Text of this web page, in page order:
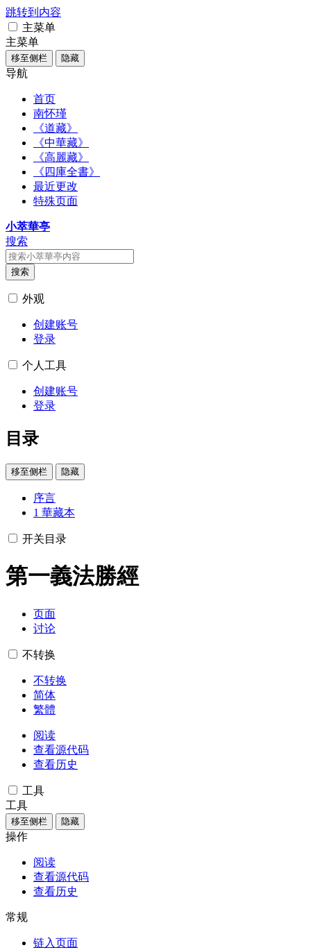
跳转到内容
主菜单
主菜单
移至侧栏 隐藏
导航
首页
南怀瑾
《道藏》
《中華藏》
《高麗藏》
《四庫全書》
最近更改
特殊页面
小萃華亭
搜索
搜索
外观
创建账号
登录
个人工具
创建账号
登录
目录
移至侧栏 隐藏
序言
1 華藏本
开关目录
第一義法勝經
页面
讨论
不转换
不转换
简体
繁體
阅读
查看源代码
查看历史
工具
工具
移至侧栏 隐藏
操作
阅读
查看源代码
查看历史
常规
链入页面